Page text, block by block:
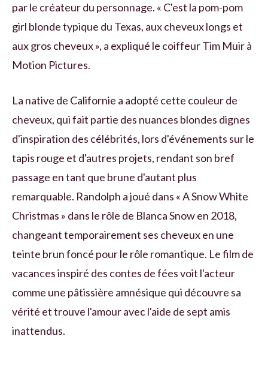
par le créateur du personnage. « C'est la pom-pom
girl blonde typique du Texas, aux cheveux longs et
aux gros cheveux », a expliqué le coiffeur Tim Muir à
Motion Pictures.
La native de Californie a adopté cette couleur de
cheveux, qui fait partie des nuances blondes dignes
d'inspiration des célébrités, lors d'événements sur le
tapis rouge et d'autres projets, rendant son bref
passage en tant que brune d'autant plus
remarquable. Randolph a joué dans « A Snow White
Christmas » dans le rôle de Blanca Snow en 2018,
changeant temporairement ses cheveux en une
teinte brun foncé pour le rôle romantique. Le film de
vacances inspiré des contes de fées voit l'acteur
comme une pâtissière amnésique qui découvre sa
vérité et trouve l'amour avec l'aide de sept amis
inattendus.